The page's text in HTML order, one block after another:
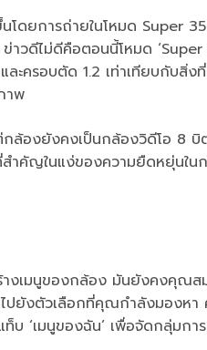
โดยการถ่ายในโหมด Super
าวดีไม่ดีคือตอนนี้โหมด
ละครอบตัด 1.2 เท่าเทียบกับ
าพ
ล้องยังคงเป็นกล้องวิดีโอ 8
ำคัญในแง่ของความยืดหยุ่นใ
างเมนูของกล้อง มันยังคงคุณ
ปยังตัวเลือกที่คุณกำลังมองห
บ ‘เมนูของฉัน’ เพื่อจัดกลุ่ม